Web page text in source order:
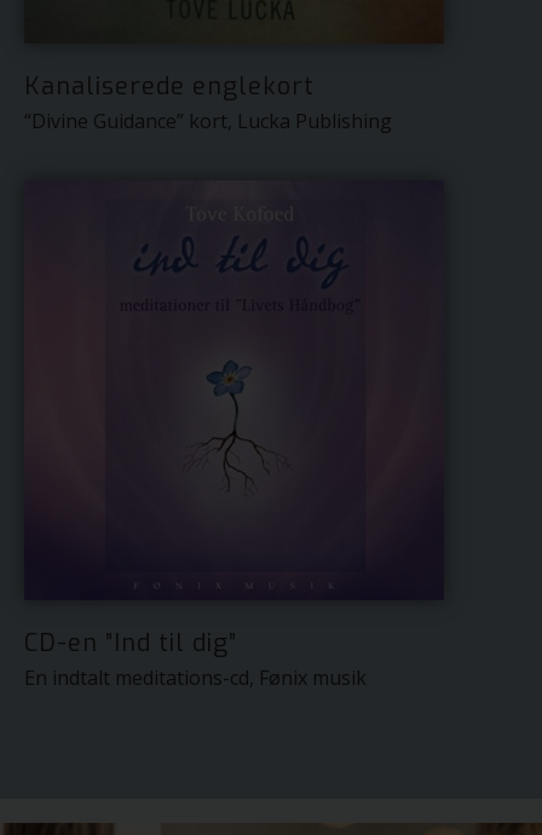
Kanaliserede englekort
“Divine Guidance” kort, Lucka Publishing
CD-en ”Ind til dig”
En indtalt meditations-cd, Fønix musik